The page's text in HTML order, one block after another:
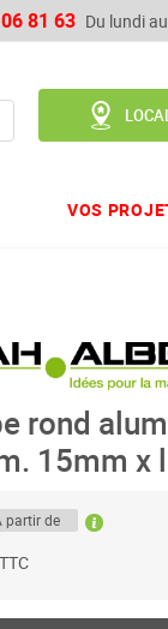
81 63 Du lundi
VOS
rond
15mm x
partir de
TTC